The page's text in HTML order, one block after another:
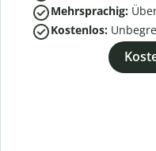
Mehrsprachig:
Kostenlos: